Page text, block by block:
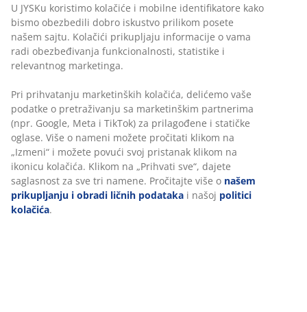
U JYSKu koristimo kolačiće i mobilne identifikatore kako
bismo obezbedili dobro iskustvo prilikom posete
našem sajtu. Kolačići prikupljaju informacije o vama
radi obezbeđivanja funkcionalnosti, statistike i
relevantnog marketinga.
Pri prihvatanju marketinških kolačića, delićemo vaše
podatke o pretraživanju sa marketinškim partnerima
(npr. Google, Meta i TikTok) za prilagođene i statičke
oglase. Više o nameni možete pročitati klikom na
„Izmeni“ i možete povući svoj pristanak klikom na
ikonicu kolačića. Klikom na „Prihvati sve“, dajete
saglasnost za sve tri namene. Pročitajte više o našem
prikupljanju i obradi ličnih podataka i našoj politici
kolačića.